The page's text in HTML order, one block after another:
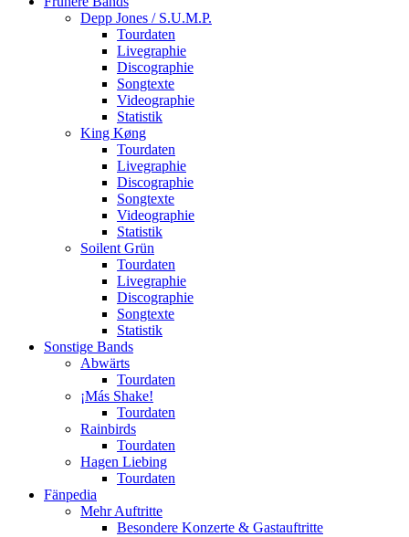
Depp Jones / S.U.M.P.
Tourdaten
Livegraphie
Discographie
Songtexte
Videographie
Statistik
King Køng
Tourdaten
Livegraphie
Discographie
Songtexte
Videographie
Statistik
Soilent Grün
Tourdaten
Livegraphie
Discographie
Songtexte
Statistik
Sonstige Bands
Abwärts
Tourdaten
¡Más Shake!
Tourdaten
Rainbirds
Tourdaten
Hagen Liebing
Tourdaten
Fänpedia
Mehr Auftritte
Besondere Konzerte & Gastauftritte